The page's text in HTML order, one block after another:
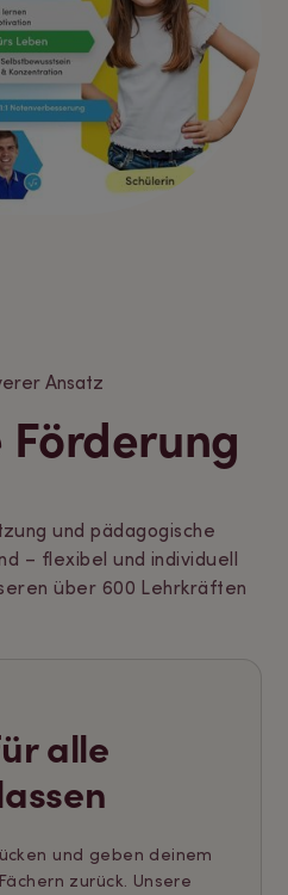
Ansatz
und pädagogische
– flexibel und individuell
über 600 Lehrkräften
alle
und geben deinem
zurück. Unsere